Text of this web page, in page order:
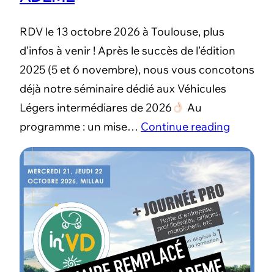
RDV le 13 octobre 2026 à Toulouse, plus
d’infos à venir ! Après le succès de l’édition
2025 (5 et 6 novembre), nous vous concotons
déjà notre séminaire dédié aux Véhicules
Légers intermédiares de 2026
Au
programme : un mise… Continue reading